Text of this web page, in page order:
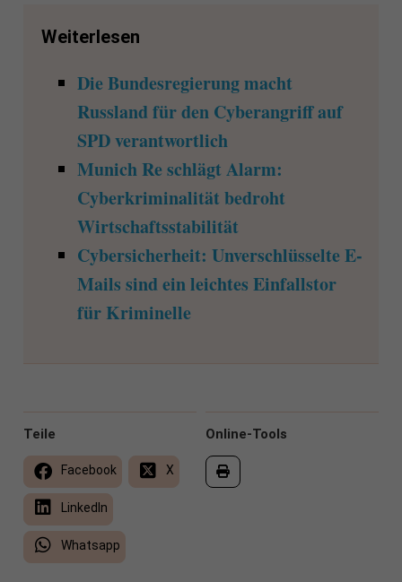
Weiterlesen
Die Bundesregierung macht
Russland für den Cyberangriff auf
SPD verantwortlich
Munich Re schlägt Alarm:
Cyberkriminalität bedroht
Wirtschaftsstabilität
Cybersicherheit: Unverschlüsselte E-
Mails sind ein leichtes Einfallstor
für Kriminelle
Online-Tools
Teile
Facebook X
LinkedIn
Whatsapp